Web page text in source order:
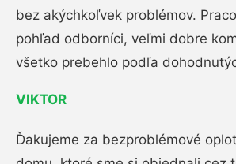
bez akýchkoľvek problémov.
pohľad odborníci, veľmi dobre
všetko prebehlo podľa
VIKTOR
Ďakujeme za bezproblémové